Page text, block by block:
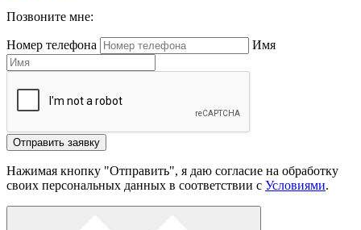
Позвоните мне:
Номер телефона Имя
Отправить заявку
Нажимая кнопку "Отправить", я даю согласие на обработку
своих персональных данных в соответствии с Условиями.